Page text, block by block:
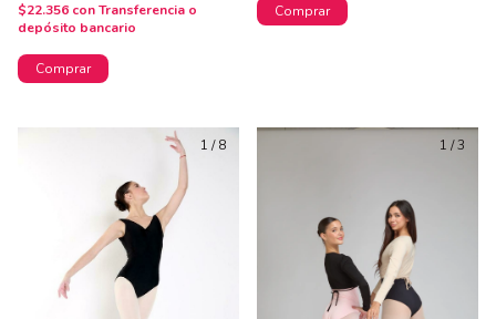
$22.356 conTransferencia o
depósito bancario
Comprar
Comprar
1 /8 1 /3